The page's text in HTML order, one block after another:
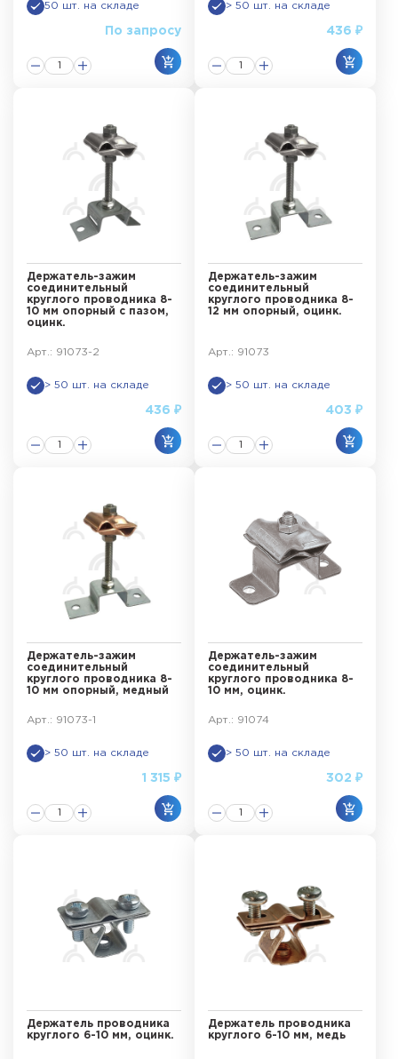
50 шт. на складе
По запросу
> 50 шт. на складе
436 ₽
Держатель-зажим
соединительный
круглого проводника 8-
10 мм опорный с пазом,
оцинк.
Арт.: 91073-2
> 50 шт. на складе
436 ₽
Держатель-зажим
соединительный
круглого проводника 8-
12 мм опорный, оцинк.
Арт.: 91073
> 50 шт. на складе
403 ₽
Держатель-зажим
соединительный
круглого проводника 8-
10 мм опорный, медный
Арт.: 91073-1
> 50 шт. на складе
1 315 ₽
Держатель-зажим
соединительный
круглого проводника 8-
10 мм, оцинк.
Арт.: 91074
> 50 шт. на складе
302 ₽
Держатель проводника
круглого 6-10 мм, оцинк.
Держатель проводника
круглого 6-10 мм, медь